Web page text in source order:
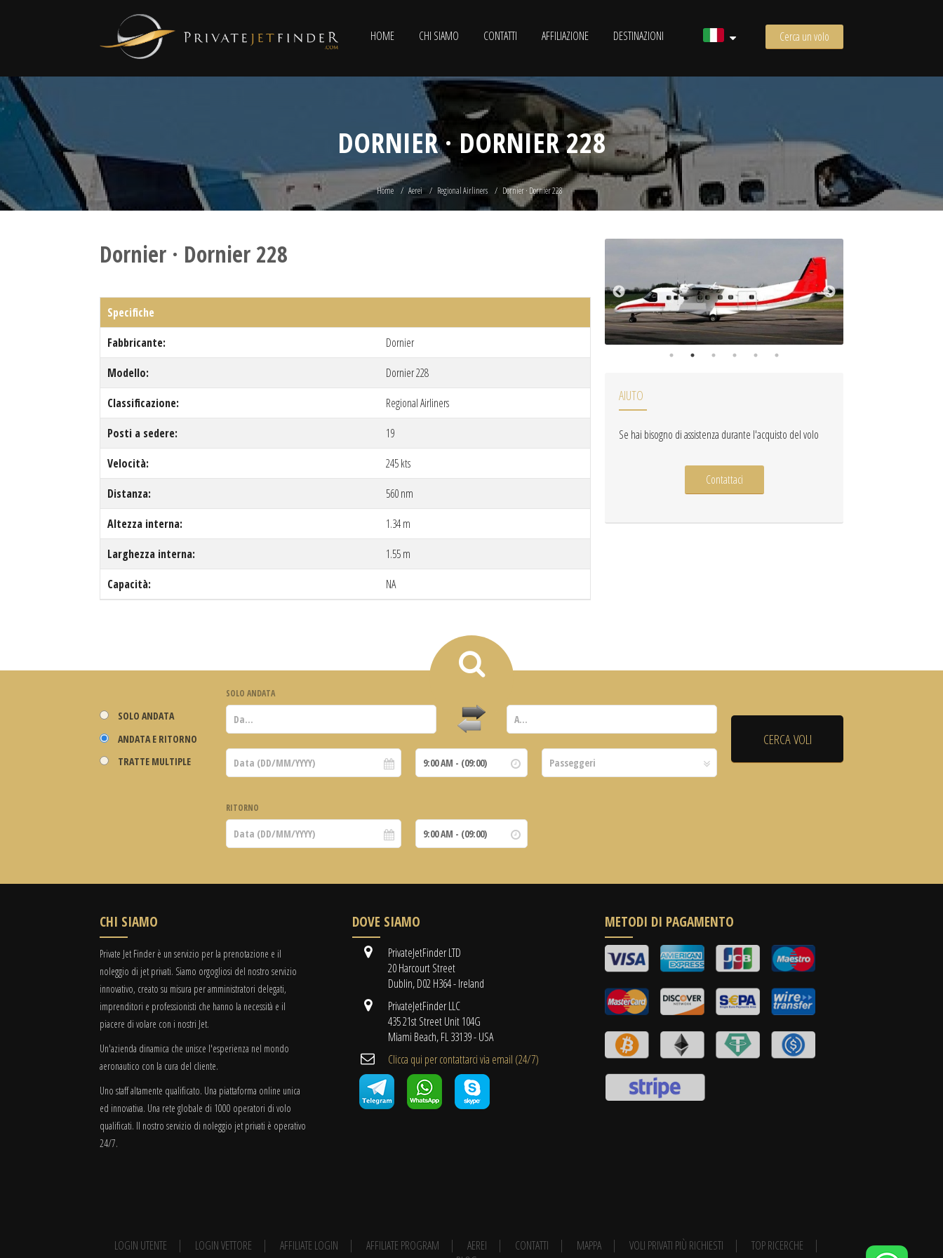
HOME CHI SIAMO CONTATTI AFFILIAZIONE DESTINAZIONI Cerca un volo
DORNIER · DORNIER 228
Home Aerei Regional Airliners Dornier · Dornier 228
Dornier · Dornier 228
Specifiche
Fabbricante:
Dornier
Modello:
Dornier 228
Classificazione:
Regional Airliners
Posti a sedere:
19
Velocità:
245 kts
Distanza:
560 nm
Altezza interna:
1.34 m
Larghezza interna:
1.55 m
Capacità:
NA
AIUTO
Se hai bisogno di assistenza durante l'acquisto del volo
Contattaci
SOLO ANDATA
ANDATA E RITORNO
TRATTE MULTIPLE
SOLO ANDATA
RITORNO
CHI SIAMO
Private Jet Finder è un servizio per la prenotazione e il
noleggio di jet privati. Siamo orgogliosi del nostro servizio
innovativo, creato su misura per amministratori delegati,
imprenditori e professionisti che hanno la necessità e il
piacere di volare con i nostri Jet.
Un'azienda dinamica che unisce l'esperienza nel mondo
aeronautico con la cura del cliente.
Uno staff altamente qualificato. Una piattaforma online unica
ed innovativa. Una rete globale di 1000 operatori di volo
qualificati. Il nostro servizio di noleggio jet privati è operativo
24/7.
DOVE SIAMO
PrivateJetFinder LTD
20 Harcourt Street
Dublin, D02 H364 - Ireland
PrivateJetFinder LLC
435 21st Street Unit 104G
Miami Beach, FL 33139 - USA
Clicca qui per contattarci via email (24/7)
METODI DI PAGAMENTO
LOGIN UTENTE LOGIN VETTORE AFFILIATE LOGIN AFFILIATE PROGRAM AEREI CONTATTI MAPPA VOLI PRIVATI PIÙ RICHIESTI
TOP RICERCHE